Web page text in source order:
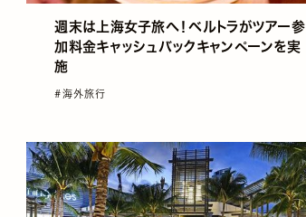
週末は上海女子旅へ！ベルトラがツアー参
加料金キャッシュバックキャンペーンを実
施
#海外旅行